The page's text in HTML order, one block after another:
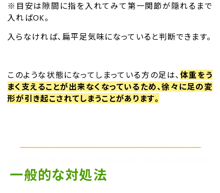
※目安は隙間に指を入れてみて第一関節が隠れるまで
入ればOK。
入らなければ、扁平足気味になっていると判断できます。
このような状態になってしまっている方の足は、体重をう
まく支えることが出来なくなっているため、徐々に足の変
形が引き起こされてしまうことがあります。
一般的な対処法